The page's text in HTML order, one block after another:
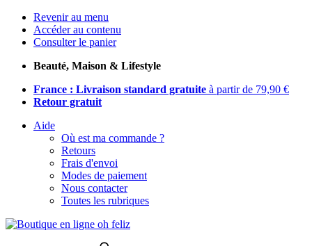
Revenir au menu
Accéder au contenu
Consulter le panier
Beauté, Maison & Lifestyle
France : Livraison standard gratuite à partir de 79,90 €
Retour gratuit
Aide
Où est ma commande ?
Retours
Frais d'envoi
Modes de paiement
Nous contacter
Toutes les rubriques